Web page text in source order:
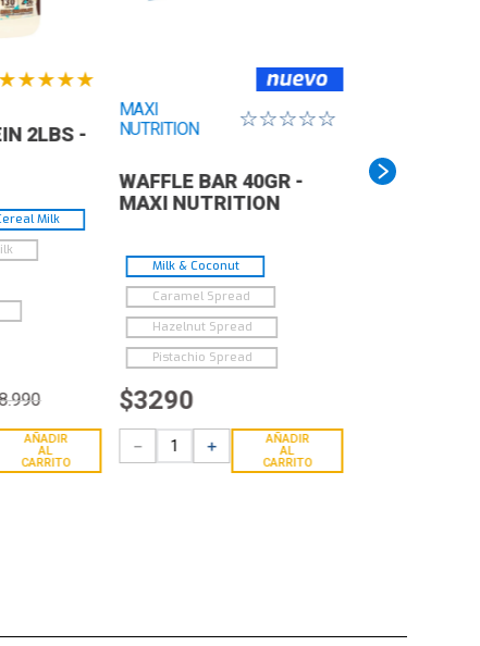
★★★★
2LBS -
Milk
.990
AÑADIR
AL
CARRITO
MAXI
NUTRITION
☆☆☆☆☆
WAFFLE BAR 40GR -
MAXI NUTRITION
Milk & Coconut
Caramel Spread
Hazelnut Spread
Pistachio Spread
$3290
＋
－
AÑADIR
AL
CARRITO